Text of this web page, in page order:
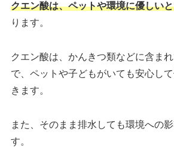
クエン酸は、ペットや環境に優しい
ります。
クエン酸は、かんきつ類などに含ま
で、ペットや子どもがいても安心し
きます。
また、そのまま排水しても環境への
す。